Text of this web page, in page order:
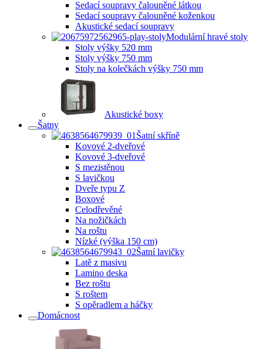
Sedací soupravy čalouněné látkou
Sedací soupravy čalouněné koženkou
Akustické sedací soupravy
Modulární hravé stoly
Stoly výšky 520 mm
Stoly výšky 750 mm
Stoly na kolečkách výšky 750 mm
Akustické boxy
Šatny
Šatní skříně
Kovové 2-dveřové
Kovové 3-dveřové
S mezistěnou
S lavičkou
Dveře typu Z
Boxové
Celodřevěné
Na nožičkách
Na roštu
Nízké (výška 150 cm)
Šatní lavičky
Latě z masivu
Lamino deska
Bez roštu
S roštem
S opěradlem a háčky
Domácnost